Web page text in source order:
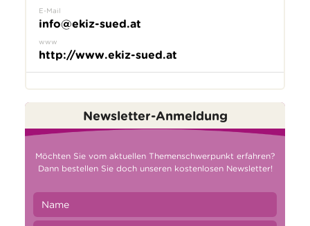
E-Mail
info@ekiz-sued.at
www
http://www.ekiz-sued.at
Newsletter-Anmeldung
Möchten Sie vom aktuellen Themenschwerpunkt erfahren?
Dann bestellen Sie doch unseren kostenlosen Newsletter!